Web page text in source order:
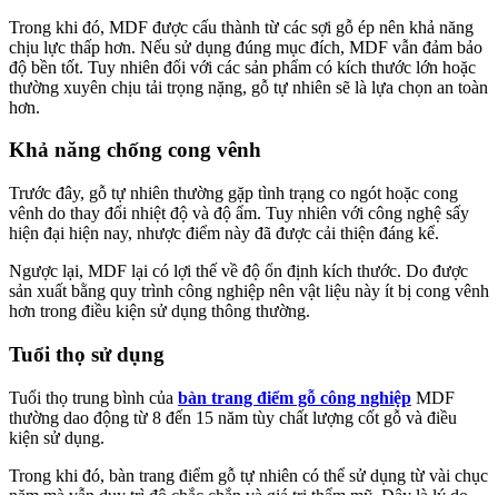
Trong khi đó, MDF được cấu thành từ các sợi gỗ ép nên khả năng
chịu lực thấp hơn. Nếu sử dụng đúng mục đích, MDF vẫn đảm bảo
độ bền tốt. Tuy nhiên đối với các sản phẩm có kích thước lớn hoặc
thường xuyên chịu tải trọng nặng, gỗ tự nhiên sẽ là lựa chọn an toàn
hơn.
Khả năng chống cong vênh
Trước đây, gỗ tự nhiên thường gặp tình trạng co ngót hoặc cong
vênh do thay đổi nhiệt độ và độ ẩm. Tuy nhiên với công nghệ sấy
hiện đại hiện nay, nhược điểm này đã được cải thiện đáng kể.
Ngược lại, MDF lại có lợi thế về độ ổn định kích thước. Do được
sản xuất bằng quy trình công nghiệp nên vật liệu này ít bị cong vênh
hơn trong điều kiện sử dụng thông thường.
Tuổi thọ sử dụng
Tuổi thọ trung bình của bàn trang điểm gỗ công nghiệp MDF
thường dao động từ 8 đến 15 năm tùy chất lượng cốt gỗ và điều
kiện sử dụng.
Trong khi đó, bàn trang điểm gỗ tự nhiên có thể sử dụng từ vài chục